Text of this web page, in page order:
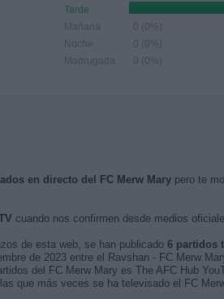
Tarde
Mañana
0 (0%)
Noche
0 (0%)
Madrugada
0 (0%)
en directo del FC Merw Marypero te
cuando nos confirmen desde medios
de esta web, se han publicado 6 partidos
de 2023 entre el Ravshan - FC Merw
del FC Merw Mary es The AFC Hub
que más veces se ha televisado el FC